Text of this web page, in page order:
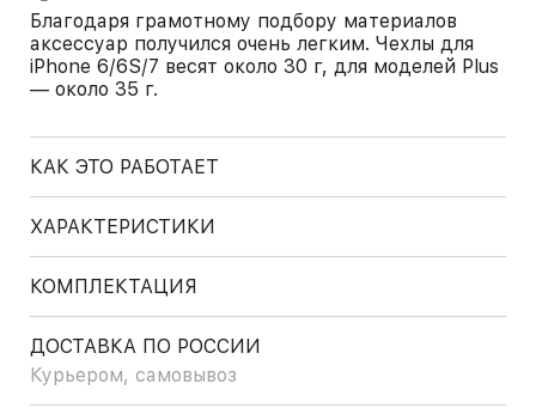
Благодаря грамотному подбору материалов
аксессуар получился очень легким. Чехлы для
iPhone 6/6S/7 весят около 30 г, для моделей Plus
— около 35 г.
КАК ЭТО РАБОТАЕТ
ХАРАКТЕРИСТИКИ
КОМПЛЕКТАЦИЯ
ДОСТАВКА ПО РОССИИ
Курьером, самовывоз